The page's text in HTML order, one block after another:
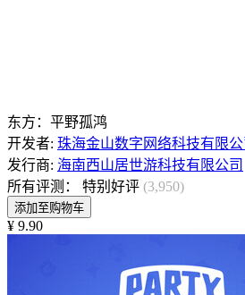
东方：平野孤鸿
开发者: 珠海金山数字网络科技有限公
发行商: 海南西山居世游科技有限公司
所有评测：
特别好评 (3,950)
添加至购物车
¥ 9.90